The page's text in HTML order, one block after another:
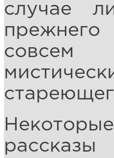
случае
совсем